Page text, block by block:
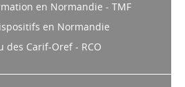
en Normandie - TMF
en Normandie
des Carif-Oref - RCO